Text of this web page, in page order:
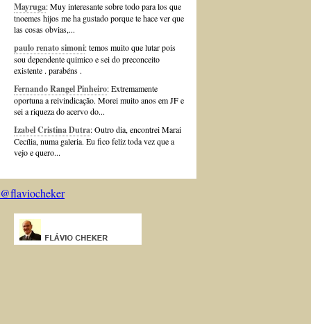
Mayruga: Muy interesante sobre todo para los que
tnoemes hijos me ha gustado porque te hace ver que
las cosas obvias,...
paulo renato simoni: temos muito que lutar pois
sou dependente quimico e sei do preconceito
existente . parabéns .
Fernando Rangel Pinheiro: Extremamente
oportuna a reivindicação. Morei muito anos em JF e
sei a riqueza do acervo do...
Izabel Cristina Dutra: Outro dia, encontrei Marai
Cecília, numa galeria. Eu fico feliz toda vez que a
vejo e quero...
@flaviocheker